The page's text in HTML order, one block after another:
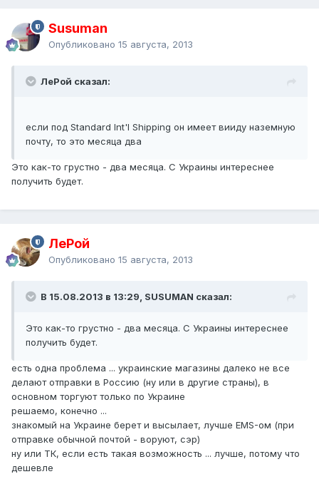
Susuman
Опубликовано 15 августа, 2013
ЛеРой сказал:
если под Standard Int'l Shipping он имеет вииду наземную
почту, то это месяца два
Это как-то грустно - два месяца. С Украины интереснее
получить будет.
ЛеРой
Опубликовано 15 августа, 2013
В 15.08.2013 в 13:29, SUSUMAN сказал:
Это как-то грустно - два месяца. С Украины интереснее
получить будет.
есть одна проблема ... украинские магазины далеко не все
делают отправки в Россию (ну или в другие страны), в
основном торгуют только по Украине
решаемо, конечно ...
знакомый на Украине берет и высылает, лучше EMS-ом (при
отправке обычной почтой - воруют, сэр)
ну или ТК, если есть такая возможность ... лучше, потому что
дешевле